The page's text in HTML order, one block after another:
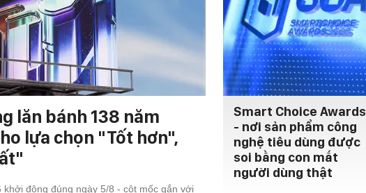
lăn bánh 138 năm
lựa chọn "Tốt hơn",
khởi động đúng ngày 5/8 - cột mốc gắn với
Smart Choice Awards
- nơi sản phẩm công
nghệ tiêu dùng được
soi bằng con mắt
người dùng thật